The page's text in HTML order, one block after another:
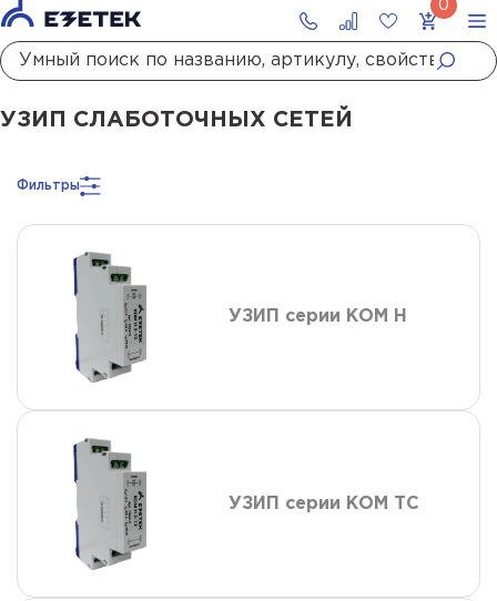
ГлавнаяКаталог УЗИПУЗИП систем передачи данных УЗИП слаботочных сетей
УЗИП СЛАБОТОЧНЫХ СЕТЕЙ
Фильтры
УЗИП серии КОМ Н
УЗИП серии КОМ ТС